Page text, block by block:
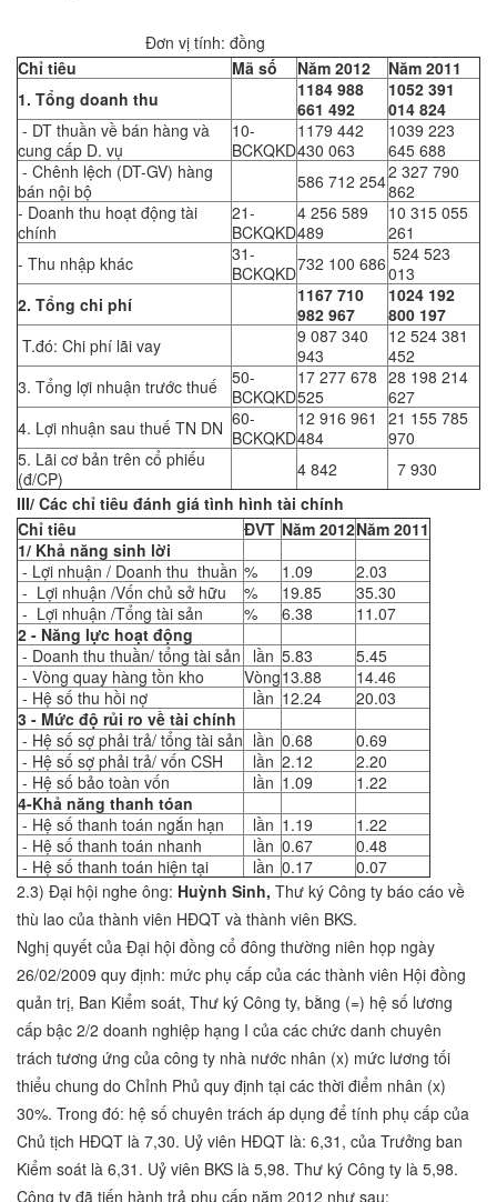
Đơn vị tính: đồng
Chỉ tiêu
Mã số Năm 2012
Năm 2011
1. Tổng doanh thu
1184 988
661 492
1052 391
014 824
- DT thuần về bán hàng và
cung cấp D. vụ
10-
BCKQKD
1179 442
430 063
1039 223
645 688
- Chênh lệch (DT-GV) hàng
bán nội bộ
586 712 2542 327 790
862
- Doanh thu hoạt động tài
chính
21-
BCKQKD
4 256 589
489
10 315 055
261
- Thu nhập khác
31-
BCKQKD732 100 686 524 523
013
2. Tổng chi phí
1167 710
982 967
1024 192
800 197
T.đó: Chi phí lãi vay
9 087 340
943
12 524 381
452
3. Tổng lợi nhuận trước thuế
50-
BCKQKD
17 277 678
525
28 198 214
627
4. Lợi nhuận sau thuế TN DN 60-
BCKQKD
12 916 961
484
21 155 785
970
5. Lãi cơ bản trên cổ phiếu
(đ/CP)
4 842
7 930
III/ Các chỉ tiêu đánh giá tình hình tài chính
Chỉ tiêu
ĐVT Năm 2012Năm 2011
1/ Khả năng sinh lời
- Lợi nhuận / Doanh thu thuần % 1.09
2.03
- Lợi nhuận /Vốn chủ sở hữu
% 19.85
35.30
- Lợi nhuận /Tổng tài sản
% 6.38
11.07
2 - Năng lực hoạt động
- Doanh thu thuần/ tổng tài sản
lần 5.83
5.45
- Vòng quay hàng tồn kho
Vòng13.88
14.46
- Hệ số thu hồi nợ
lần 12.24
20.03
3 - Mức độ rủi ro về tài chính
- Hệ số sợ phải trả/ tổng tài sản lần 0.68
0.69
- Hệ số sợ phải trả/ vốn CSH
lần 2.12
2.20
- Hệ số bảo toàn vốn
lần 1.09
1.22
4-Khả năng thanh tóan
- Hệ số thanh toán ngắn hạn
lần 1.19
1.22
- Hệ số thanh toán nhanh
lần 0.67
0.48
- Hệ số thanh toán hiện tại
lần 0.17
0.07
2.3) Đại hội nghe ông: Huỳnh Sinh, Thư ký Công ty báo cáo về
thù lao của thành viên HĐQT và thành viên BKS.
Nghị quyết của Đại hội đồng cổ đông thường niên họp ngày
26/02/2009 quy định: mức phụ cấp của các thành viên Hội đồng
quản trị, Ban Kiểm soát, Thư ký Công ty, bằng (=) hệ số lương
cấp bậc 2/2 doanh nghiệp hạng I của các chức danh chuyên
trách tương ứng của công ty nhà nước nhân (x) mức lương tối
thiểu chung do Chỉnh Phủ quy định tại các thời điểm nhân (x)
30%. Trong đó: hệ số chuyên trách áp dụng để tính phụ cấp của
Chủ tịch HĐQT là 7,30. Uỷ viên HĐQT là: 6,31, của Trưởng ban
Kiểm soát là 6,31. Uỷ viên BKS là 5,98. Thư ký Công ty là 5,98.
Công ty đã tiến hành trả phụ cấp năm 2012 như sau: